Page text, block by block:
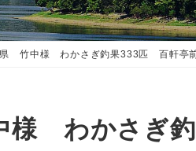
竹中様 わかさぎ釣果333匹 百軒亭
わかさぎ